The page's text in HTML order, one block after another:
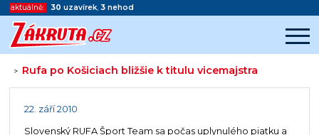
aktuálně: 30 uzavírek, 3 nehod
> Rufa po Košiciach bližšie k titulu vicemajstra
Začátek reklamy
22. září 2010
Slovenský RUFA Šport Team sa počas uplynulého piatku a